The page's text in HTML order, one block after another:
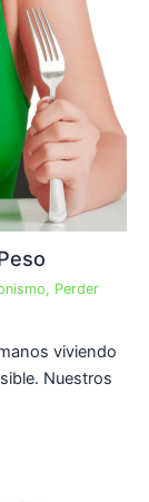
, Perder
viviendo
Nuestros